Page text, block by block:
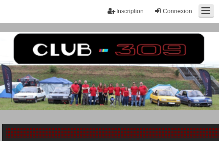
Connexion
Inscription